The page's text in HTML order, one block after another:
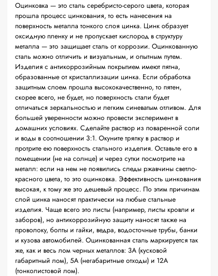
Оцинковка — это сталь серебристо-серого цвета, которая
прошла процесс цинкования, то есть нанесения на
поверхность металла тонкого слоя цинка. Цинк образует
оксидную пленку и не пропускает кислород в структуру
металла — это защищает сталь от коррозии. Оцинкованную
сталь можно отличить и визуальным, и опытным путем.
Изделия с антикоррозийным покрытием имеют пятна,
образованные от кристаллизации цинка. Если обработка
защитным слоем прошла высококачественно, то пятен,
скорее всего, не будет, но поверхность стали будет
отличаться зеркальностью и легким синеватым отливом. Для
большей уверенности можно провести эксперимент в
домашних условиях. Сделайте раствор из поваренной соли
и воды в соотношении 3:1. Окуните тряпку в раствор и
протрите ею поверхность стального изделия. Оставьте его в
помещении (не на солнце) и через сутки посмотрите на
металл: если на нем не появились следы ржавчины светло-
красного цвета, то это оцинковка. Эффективность цинкования
высокая, к тому же это дешевый процесс. По этим причинам
слой цинка наносят практически на любые стальные
изделия. Чаще всего это листы (например, листы кровли и
заборов), но антикоррозийную защиту наносят также на
проволоку, болты и гайки, ведра, водосточные трубы, банки
и кузова автомобилей. Оцинкованная сталь маркируется так
же, как и весь лом черных металлов: 3А (кусковой
габаритный лом), 5А (негабаритные отходы) и 12А
(тонколистовой лом).